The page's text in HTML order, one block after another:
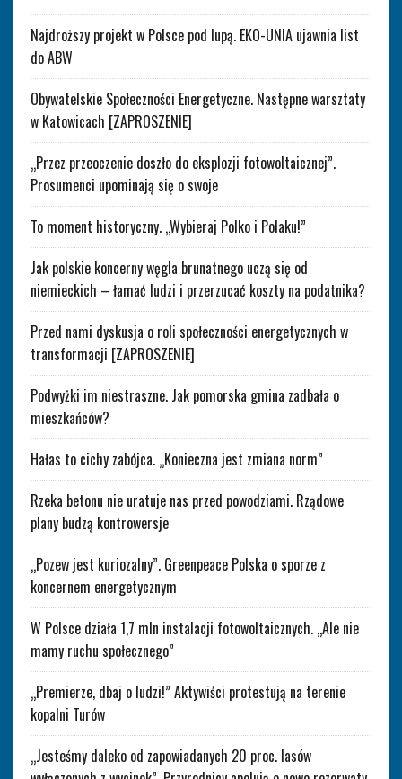
Najdroższy projekt w Polsce pod lupą. EKO-UNIA ujawnia list
do ABW
Obywatelskie Społeczności Energetyczne. Następne warsztaty
w Katowicach [ZAPROSZENIE]
„Przez przeoczenie doszło do eksplozji fotowoltaicznej”.
Prosumenci upominają się o swoje
To moment historyczny. „Wybieraj Polko i Polaku!”
Jak polskie koncerny węgla brunatnego uczą się od
niemieckich – łamać ludzi i przerzucać koszty na podatnika?
Przed nami dyskusja o roli społeczności energetycznych w
transformacji [ZAPROSZENIE]
Podwyżki im niestraszne. Jak pomorska gmina zadbała o
mieszkańców?
Hałas to cichy zabójca. „Konieczna jest zmiana norm”
Rzeka betonu nie uratuje nas przed powodziami. Rządowe
plany budzą kontrowersje
„Pozew jest kuriozalny”. Greenpeace Polska o sporze z
koncernem energetycznym
W Polsce działa 1,7 mln instalacji fotowoltaicznych. „Ale nie
mamy ruchu społecznego”
„Premierze, dbaj o ludzi!” Aktywiści protestują na terenie
kopalni Turów
„Jesteśmy daleko od zapowiadanych 20 proc. lasów